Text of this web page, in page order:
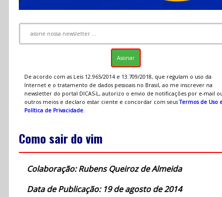
De acordo com as Leis 12.965/2014 e 13.709/2018, que regulam o uso da
Internet e o tratamento de dados pessoais no Brasil, ao me inscrever na
newsletter do portal DICAS-L, autorizo o envio de notificações por e-mail
outros meios e declaro estar ciente e concordar com seusTermos de Uso
Política de Privacidade.
Como sair do vim
Colaboração: Rubens Queiroz de Almeida
Data de Publicação: 19 de agosto de 2014